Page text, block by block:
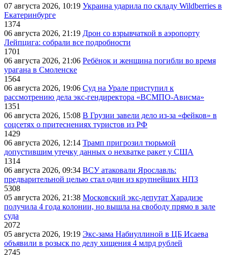
07 августа 2026, 10:19 Украина ударила по складу Wildberries в
Екатеринбурге
1374
06 августа 2026, 21:19 Дрон со взрывчаткой в аэропорту
Лейпцига: собрали все подробности
1701
06 августа 2026, 21:06 Ребёнок и женщина погибли во время
урагана в Смоленске
1564
06 августа 2026, 19:06 Суд на Урале приступил к
рассмотрению дела экс-гендиректора «ВСМПО-Ависма»
1351
06 августа 2026, 15:08 В Грузии завели дело из-за «фейков» в
соцсетях о притеснениях туристов из РФ
1429
06 августа 2026, 12:14 Трамп пригрозил тюрьмой
допустившим утечку данных о нехватке ракет у США
1314
06 августа 2026, 09:34 ВСУ атаковали Ярославль:
предварительной целью стал один из крупнейших НПЗ
5308
05 августа 2026, 21:38 Московский экс-депутат Харадизе
получила 4 года колонии, но вышла на свободу прямо в зале
суда
2072
05 августа 2026, 19:19 Экс-зама Набиуллиной в ЦБ Исаева
объявили в розыск по делу хищения 4 млрд рублей
2745